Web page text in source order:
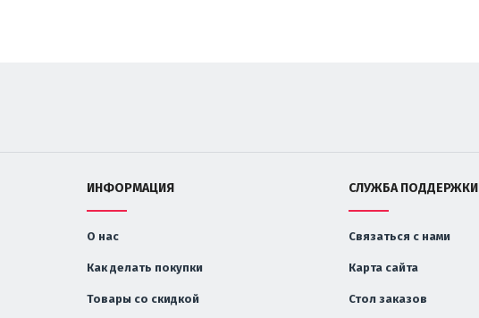
ИНФОРМАЦИЯ
О нас
Как делать покупки
Товары со скидкой
СЛУЖБА ПОДДЕРЖКИ
Связаться с нами
Карта сайта
Стол заказов